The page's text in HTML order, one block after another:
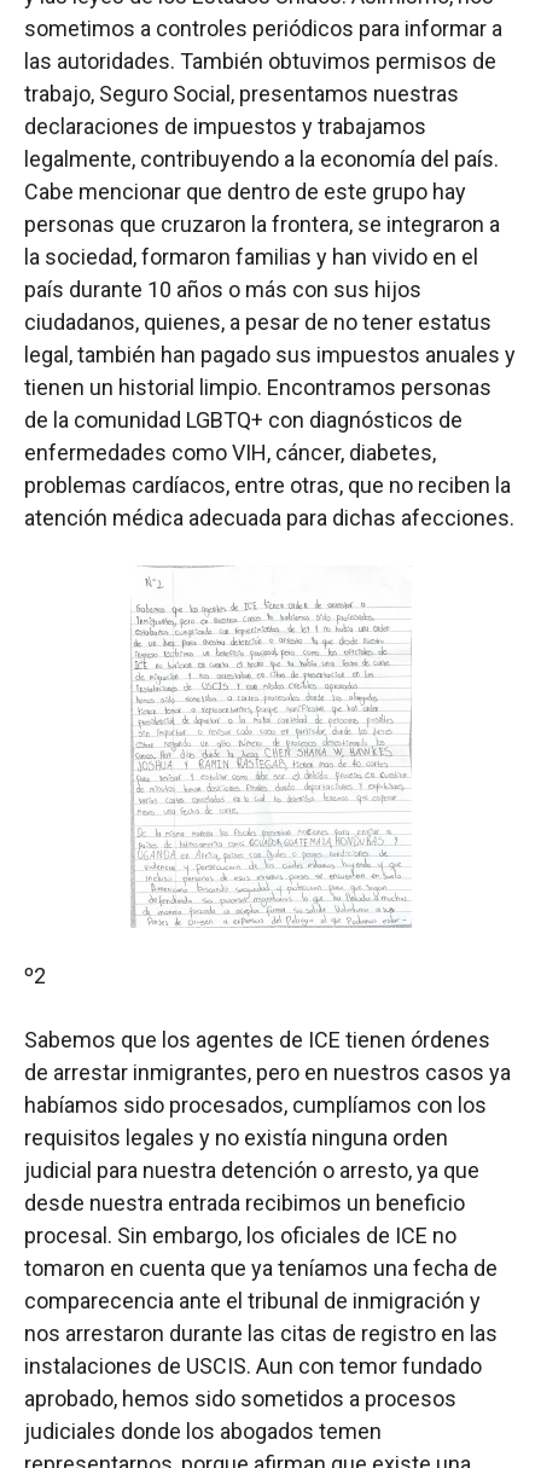
sometimos a controles periódicos para informar a
las autoridades. También obtuvimos permisos de
trabajo, Seguro Social, presentamos nuestras
declaraciones de impuestos y trabajamos
legalmente, contribuyendo a la economía del país.
Cabe mencionar que dentro de este grupo hay
personas que cruzaron la frontera, se integraron a
la sociedad, formaron familias y han vivido en el
país durante 10 años o más con sus hijos
ciudadanos, quienes, a pesar de no tener estatus
legal, también han pagado sus impuestos anuales y
tienen un historial limpio. Encontramos personas
de la comunidad LGBTQ+ con diagnósticos de
enfermedades como VIH, cáncer, diabetes,
problemas cardíacos, entre otras, que no reciben la
atención médica adecuada para dichas afecciones.
º2
Sabemos que los agentes de ICE tienen órdenes
de arrestar inmigrantes, pero en nuestros casos ya
habíamos sido procesados, cumplíamos con los
requisitos legales y no existía ninguna orden
judicial para nuestra detención o arresto, ya que
desde nuestra entrada recibimos un beneficio
procesal. Sin embargo, los oficiales de ICE no
tomaron en cuenta que ya teníamos una fecha de
comparecencia ante el tribunal de inmigración y
nos arrestaron durante las citas de registro en las
instalaciones de USCIS. Aun con temor fundado
aprobado, hemos sido sometidos a procesos
judiciales donde los abogados temen